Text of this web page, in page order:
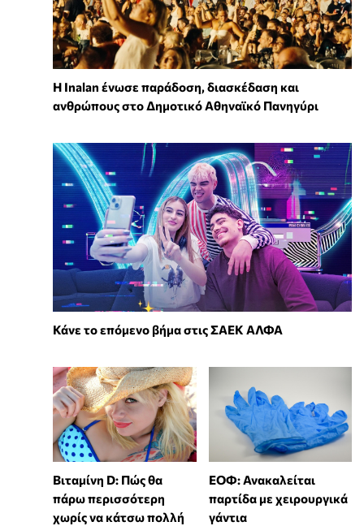
Η Inalan ένωσε παράδοση, διασκέδαση και
ανθρώπους στο Δημοτικό Αθηναϊκό Πανηγύρι
Κάνε το επόμενο βήμα στις ΣΑΕΚ ΑΛΦΑ
Βιταμίνη D: Πώς θα
πάρω περισσότερη
χωρίς να κάτσω πολλή
ΕΟΦ: Ανακαλείται
παρτίδα με χειρουργικά
γάντια